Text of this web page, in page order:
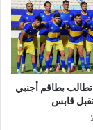
بطاقم أجنبي
قابس